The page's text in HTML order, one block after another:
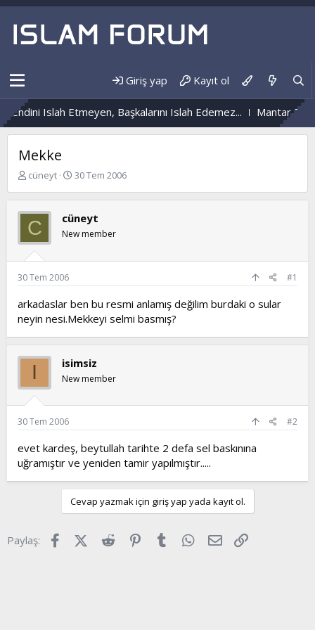
Giriş yap Kayıt ol
Kendini Islah Etmeyen, Başkalarını Islah Edemez... Mantar
Mekke
K
b
u
y
u
b
a
l
t
a
cüneyt
B
a
n
ı
a
r
i
h
30 Tem 2006
C cüneyt
New member
30 Tem 2006 #1
arkadaslar ben bu resmi anlamış değilim burdaki o sular
neyin nesi.Mekkeyi selmi basmış?
I isimsiz
New member
30 Tem 2006 #2
evet kardeş, beytullah tarihte 2 defa sel baskınına
uğramıştır ve yeniden tamir yapılmıştır.....
Cevap yazmak için giriş yap yada kayıt ol.
Paylaş: FacebookX (Twitter)
Reddit Pinterest
Tumblr WhatsApp
E-posta